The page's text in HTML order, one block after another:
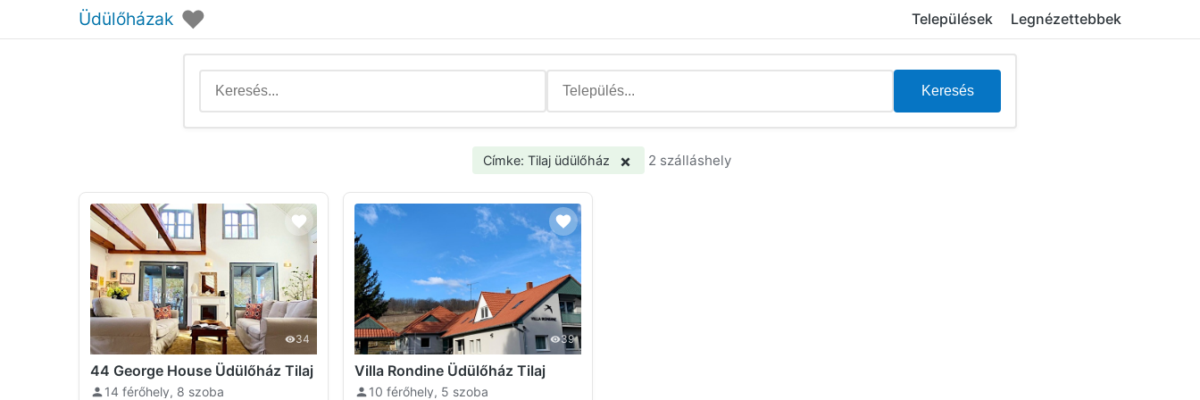
Üdülőházak ♥ Települések Legnézettebbek
Keresés
Címke: Tilaj üdülőház × 2 szálláshely
34
44 George House Üdülőház Tilaj
14 férőhely, 8 szoba
39
Villa Rondine Üdülőház Tilaj
10 férőhely, 5 szoba